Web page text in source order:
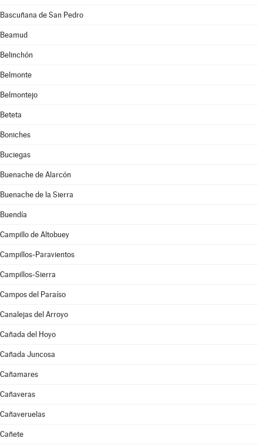
Bascuñana de San Pedro
Beamud
Belinchón
Belmonte
Belmontejo
Beteta
Boniches
Buciegas
Buenache de Alarcón
Buenache de la Sierra
Buendía
Campillo de Altobuey
Campillos-Paravientos
Campillos-Sierra
Campos del Paraíso
Canalejas del Arroyo
Cañada del Hoyo
Cañada Juncosa
Cañamares
Cañaveras
Cañaveruelas
Cañete